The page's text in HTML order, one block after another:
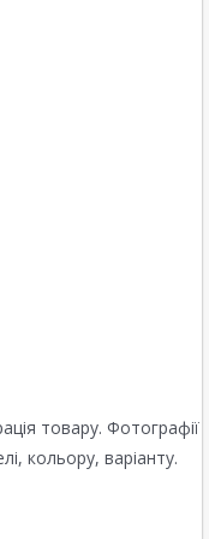
товару. Фотографії
кольору, варіанту.